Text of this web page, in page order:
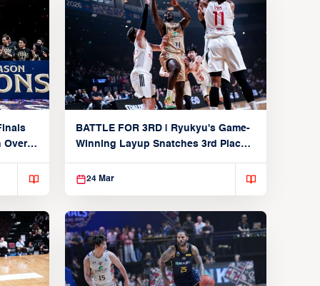
Over
BATTLE FOR 3RD | Ryukyu's Game-
Winning Layup Snatches 3rd Place
24 Mar